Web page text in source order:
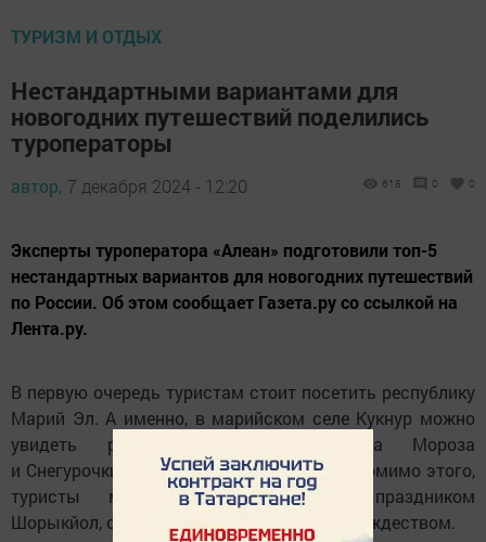
ТУРИЗМ И ОТДЫХ
️Нестандартными вариантами для
новогодних путешествий поделились
туроператоры
автор, 7 декабря 2024 - 12:20 618 0 0
Эксперты туроператора «Алеан» подготовили топ-5
нестандартных вариантов для новогодних путешествий
по России. Об этом сообщает Газета.ру со ссылкой на
Лента.ру.
В первую очередь туристам стоит посетить республику
Марий Эл. А именно, в марийском селе Кукнур можно
увидеть резиденцию местных Деда Мороза
и Снегурочки Йушту Кугаза и Лумударь. Помимо этого,
туристы могут познакомиться с праздником
Шорыкйол, он отмечается в один день с Рождеством.